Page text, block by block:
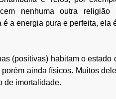
nenhuma outra
a energia pura e perfeita, ela
(positivas) habitam o estado
ainda físicos. Muitos
de imortalidade.